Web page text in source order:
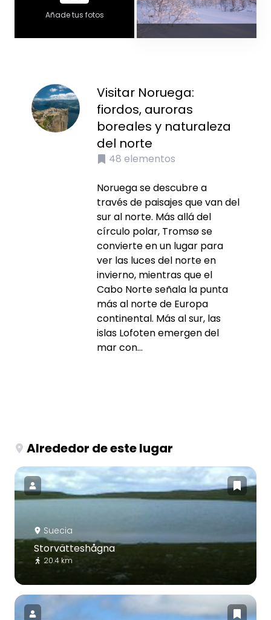
Añade tus fotos
Visitar Noruega:
fiordos, auroras
boreales y naturaleza
del norte
48 elementos
Noruega se descubre a
través de paisajes que van del
sur al norte. Más allá del
círculo polar, Tromsø se
convierte en un lugar para
ver las luces del norte en
invierno, mientras que el
Cabo Norte señala la punta
más al norte de Europa
continental. Más al sur, las
islas Lofoten emergen del
mar con...
Alrededor de este lugar
Suecia
Storvätteshågna
20.4 km